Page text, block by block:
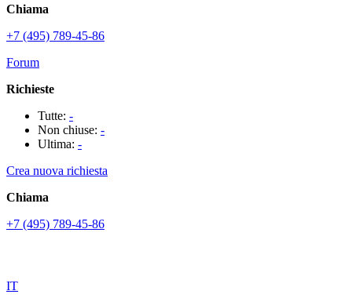
Chiama
+7 (495) 789-45-86
Forum
Richieste
Tutte: -
Non chiuse: -
Ultima: -
Crea nuova richiesta
Chiama
+7 (495) 789-45-86
IT